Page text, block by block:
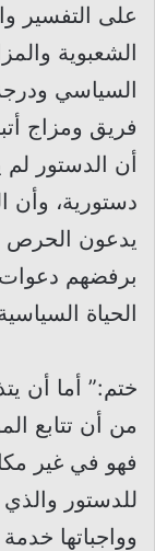
على التفسير
الشعبوية
السياسي
فريق ومزاج
أن الدستور
دستورية،
يدعون الحرص
برفضهم دعوات
الحياة
ختم:” أما أن
من أن تتابع
فهو في غير
للدستور
وواجباتها